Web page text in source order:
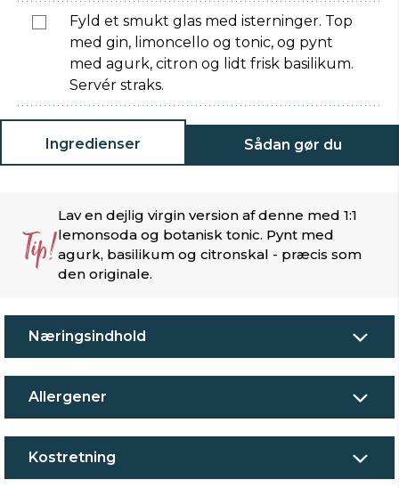
Fyld et smukt glas med isterninger. Top
med gin, limoncello og tonic, og pynt
med agurk, citron og lidt frisk basilikum.
Servér straks.
Ingredienser Sådan gør du
Tip!
Lav en dejlig virgin version af denne med 1:1
lemonsoda og botanisk tonic. Pynt med
agurk, basilikum og citronskal - præcis som
den originale.
Næringsindhold
Allergener
Kostretning